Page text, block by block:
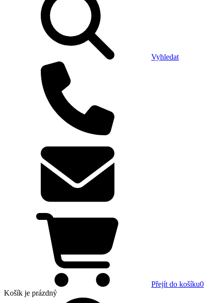
Vyhledat
Přejít do košíku0
Košík je prázdný